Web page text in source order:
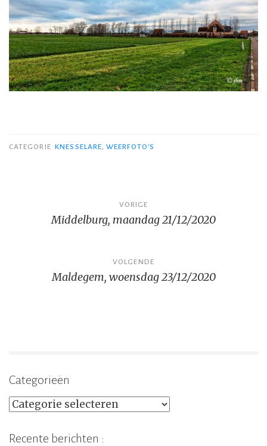
CATEGORIE KNESSELARE,WEERFOTO'S
navigatie
VORIGE
Middelburg, maandag 21/12/2020
VOLGENDE
Maldegem, woensdag 23/12/2020
Categorieën
Categorieën
Recente berichten :